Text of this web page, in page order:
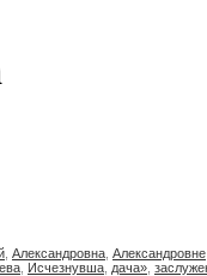
Александровна Александровне
Исчезнувша дача»